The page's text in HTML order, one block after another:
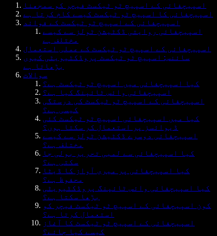
اسپیچفائی کے اسپیچ ٹو ٹیکسٹ فیچر کو سمجھنا
اسپیچفائی کا اسپیچ ٹو ٹیکسٹ کیسے کام کرتا ہے
اسپیچفائی کے اسپیچ ٹو ٹیکسٹ کے فوائد
اسپیچفائی روایتی ڈکٹیشن ٹولز سے کیسے
مختلف ہے
اسپیچفائی کے اسپیچ ٹو ٹیکسٹ کے عملی استعمال
سائنس: اسپیچ ٹو ٹیکسٹ پروڈکٹیویٹی کیوں
بڑھاتا ہے
سوالات
کیا اسپیچفائی میں اسپیچ ٹو ٹیکسٹ ہے؟
اسپیچفائی وائس ٹائپنگ کیا ہے؟
اسپیچفائی کے اسپیچ ٹو ٹیکسٹ کی درستگی
کیسی ہے؟
کیا میں اسپیچفائی اسپیچ ٹو ٹیکسٹ کئی
ڈیوائسز پر استعمال کر سکتا ہوں؟
اسپیچفائی دوسرے ڈکٹیشن ٹولز سے کیسے
مختلف ہے؟
کیا اسپیچفائی سے لمبی تحریر بولی جا
سکتی ہے؟
کیا اسپیچفائی پر میری آواز کا ڈیٹا
محفوظ ہے؟
کیا اسپیچفائی وائس ٹائپنگ پروڈکٹیویٹی
بڑھا سکتا ہے؟
کون اسپیچفائی کے اسپیچ ٹو ٹیکسٹ فیچر کو
استعمال کرتا ہے؟
اسپیچفائی کے اسپیچ ٹو ٹیکسٹ کا آغاز
کیسے کیا جائے؟